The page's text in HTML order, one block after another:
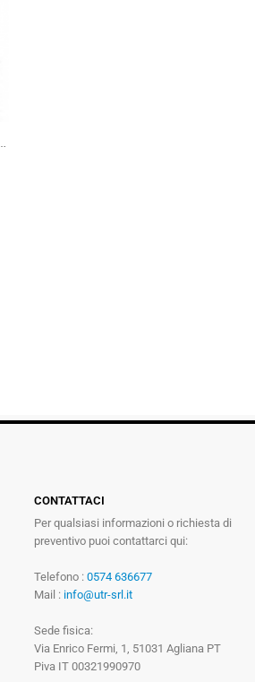
CONTATTACI
Per qualsiasi informazioni o richiesta di
preventivo puoi contattarci qui:
Telefono : 0574 636677
Mail : info@utr-srl.it
Sede fisica:
Via Enrico Fermi, 1, 51031 Agliana PT
Piva IT 00321990970